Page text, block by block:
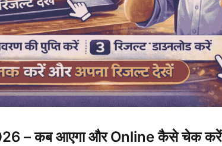
– कब आएगा और Online कैसे चेक करें